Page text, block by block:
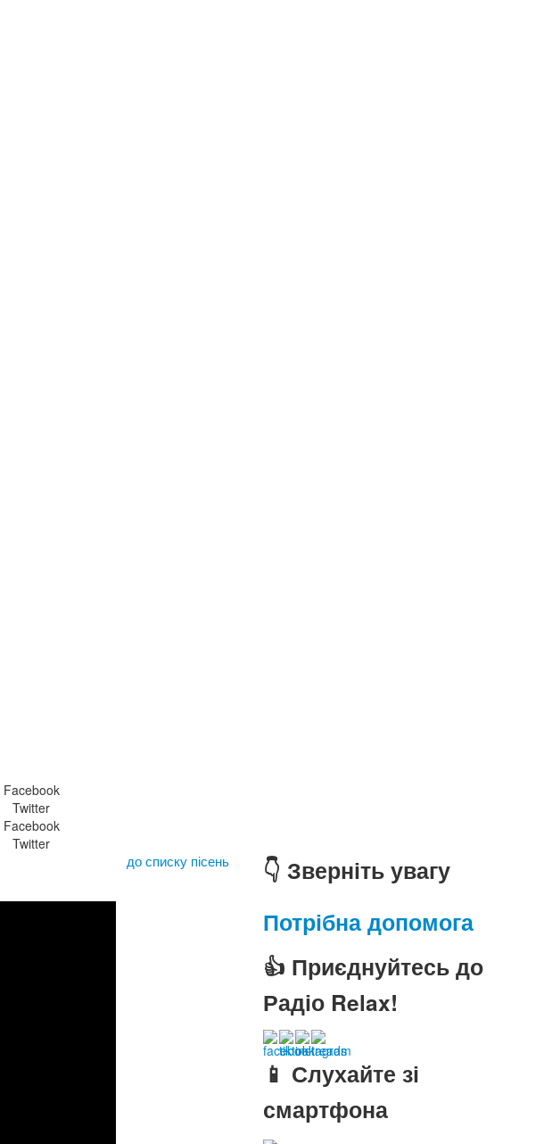
Facebook
Twitter
Facebook
Twitter
до списку пісень
👇 Зверніть увагу
Потрібна допомога
👍 Приєднуйтесь до
Радіо Relax!
📱 Слухайте зі
смартфона